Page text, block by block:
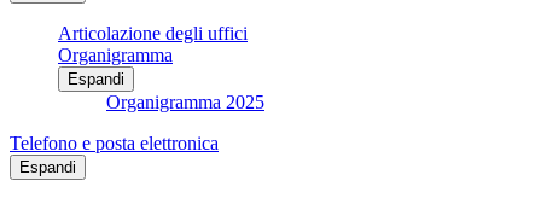
Articolazione degli uffici
Organigramma
Espandi
Organigramma 2025
Telefono e posta elettronica
Espandi